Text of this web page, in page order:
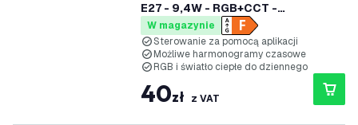
E27 - 9,4W - RGB+CCT -
Ściemnialna - Bluetooth Mesh
W magazynie
Sterowanie za pomocą aplikacji
Możliwe harmonogramy czasowe
RGB i światło ciepłe do dziennego
40zł z VAT